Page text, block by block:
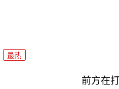
最热
前方在